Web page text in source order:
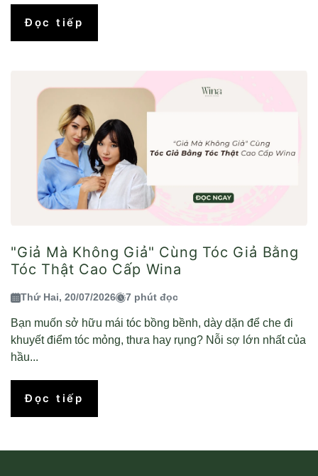
Đọc tiếp
"Giả Mà Không Giả" Cùng Tóc Giả Bằng
Tóc Thật Cao Cấp Wina
Thứ Hai, 20/07/2026 7 phút đọc
Bạn muốn sở hữu mái tóc bồng bềnh, dày dặn để che đi
khuyết điểm tóc mỏng, thưa hay rụng? Nỗi sợ lớn nhất của
hầu...
Đọc tiếp